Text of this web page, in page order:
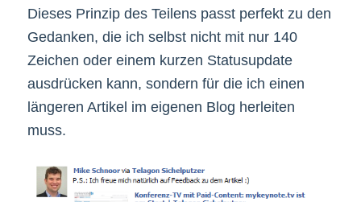
Dieses Prinzip des Teilens passt perfekt zu den
Gedanken, die ich selbst nicht mit nur 140
Zeichen oder einem kurzen Statusupdate
ausdrücken kann, sondern für die ich einen
längeren Artikel im eigenen Blog herleiten
muss.